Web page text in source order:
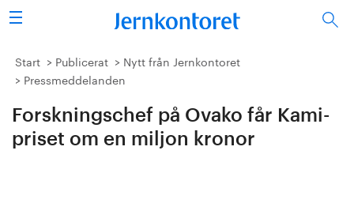
Sök
Stålindustrin
Forskning/utbildning
Start Publicerat
Nytt från Jernkontoret
Pressmeddelanden
Forskningschef på Ovako får Kami-
priset om en miljon kronor